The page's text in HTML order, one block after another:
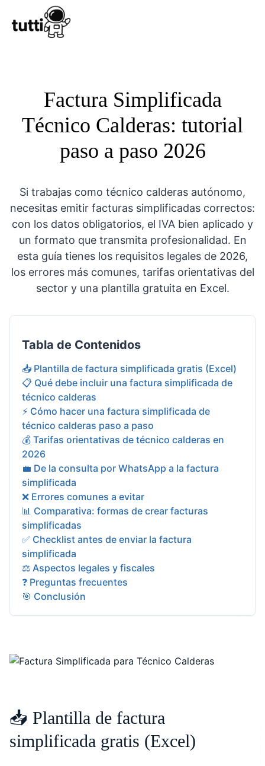
Factura Simplificada
Técnico Calderas: tutorial
paso a paso 2026
Si trabajas como técnico calderas autónomo,
necesitas emitir facturas simplificadas correctos:
con los datos obligatorios, el IVA bien aplicado y
un formato que transmita profesionalidad. En
esta guía tienes los requisitos legales de 2026,
los errores más comunes, tarifas orientativas del
sector y una plantilla gratuita en Excel.
Tabla de Contenidos
📥 Plantilla de factura simplificada gratis (Excel)
📋 Qué debe incluir una factura simplificada de
técnico calderas
⚡ Cómo hacer una factura simplificada de
técnico calderas paso a paso
💰 Tarifas orientativas de técnico calderas en
2026
💼 De la consulta por WhatsApp a la factura
simplificada
❌ Errores comunes a evitar
📊 Comparativa: formas de crear facturas
simplificadas
✅ Checklist antes de enviar la factura
simplificada
⚖️ Aspectos legales y fiscales
❓ Preguntas frecuentes
🎯 Conclusión
📥 Plantilla de factura
simplificada gratis (Excel)